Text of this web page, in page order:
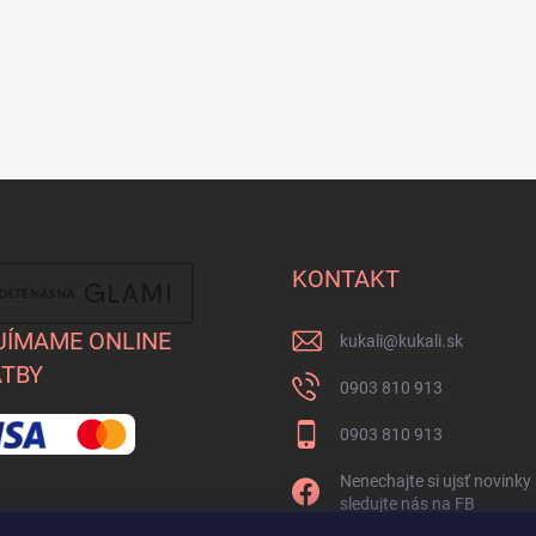
ONLINE
KONTAKT
kukali@kukali.sk
0903 810 913
0903 810 913
Nenechajte si ujsť novinky
sledujte nás na FB